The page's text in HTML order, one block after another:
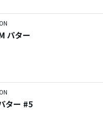
パター
ター #5